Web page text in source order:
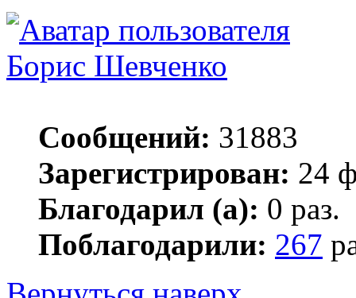
Борис Шевченко
Сообщений: 31883
Зарегистрирован: 24
Благодарил (а): 0 раз.
Поблагодарили: 267